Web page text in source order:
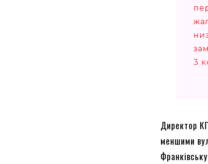
3
Директор
меншими